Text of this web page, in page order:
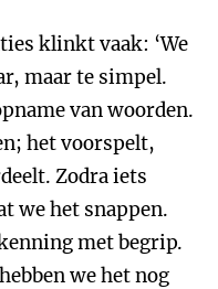
klinkt vaak: ‘We
maar te simpel.
van woorden.
het voorspelt,
Zodra iets
we het snappen.
met begrip.
we het nog